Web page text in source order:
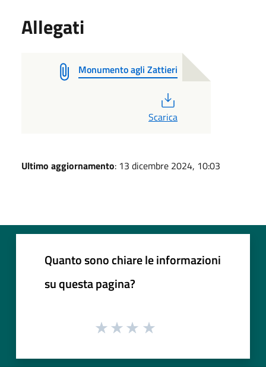
Allegati
Monumento agli Zattieri
Scarica
Ultimo aggiornamento: 13 dicembre 2024, 10:03
Quanto sono chiare le informazioni
su questa pagina?